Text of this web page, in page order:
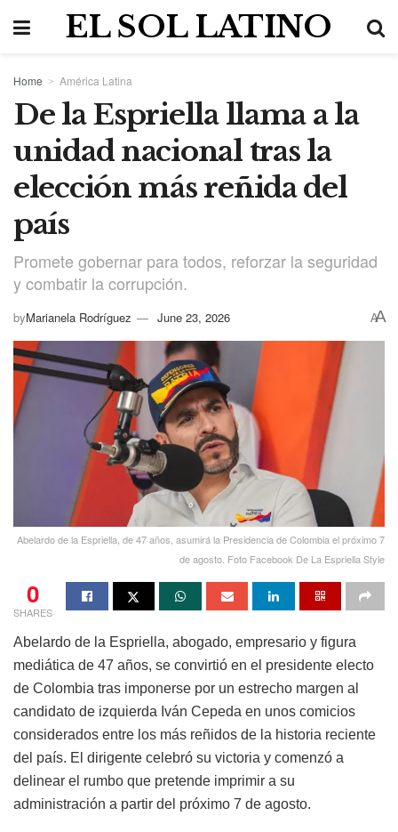
EL SOL LATINO
Home América Latina
De la Espriella llama a la
unidad nacional tras la
elección más reñida del
país
Promete gobernar para todos, reforzar la seguridad
y combatir la corrupción.
byMarianela Rodríguez June 23, 2026 AA
Abelardo de la Espriella, de 47 años, asumirá la Presidencia de Colombia el próximo 7
de agosto. Foto Facebook De La Espriella Style
0
SHARES
Abelardo de la Espriella, abogado, empresario y figura
mediática de 47 años, se convirtió en el presidente electo
de Colombia tras imponerse por un estrecho margen al
candidato de izquierda Iván Cepeda en unos comicios
considerados entre los más reñidos de la historia reciente
del país. El dirigente celebró su victoria y comenzó a
delinear el rumbo que pretende imprimir a su
administración a partir del próximo 7 de agosto.